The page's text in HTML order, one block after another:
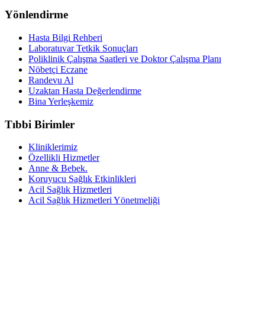
Yönlendirme
Hasta Bilgi Rehberi
Laboratuvar Tetkik Sonuçları
Poliklinik Çalışma Saatleri ve Doktor Çalışma Planı
Nöbetçi Eczane
Randevu Al
Uzaktan Hasta Değerlendirme
Bina Yerleşkemiz
Tıbbi Birimler
Kliniklerimiz
Özellikli Hizmetler
Anne & Bebek.
Koruyucu Sağlık Etkinlikleri
Acil Sağlık Hizmetleri
Acil Sağlık Hizmetleri Yönetmeliği